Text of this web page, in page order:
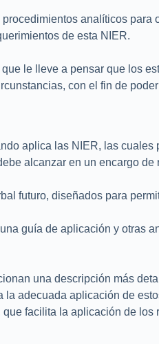
analíticos
de esta NIER.
le lleve a pensar que los
con el fin de
aplica las NIER, las
alcanzar en un encargo de
futuro, diseñados para
guía de aplicación y otras
una descripción más
adecuada aplicación de
facilita la aplicación de los